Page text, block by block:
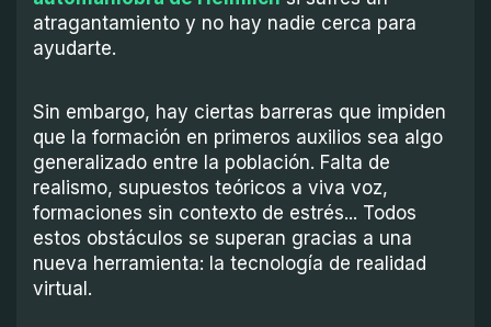
atragantamiento y no hay nadie cerca para
ayudarte.
Sin embargo, hay ciertas barreras que impiden
que la formación en primeros auxilios sea algo
generalizado entre la población. Falta de
realismo, supuestos teóricos a viva voz,
formaciones sin contexto de estrés... Todos
estos obstáculos se superan gracias a una
nueva herramienta: la tecnología de realidad
virtual.